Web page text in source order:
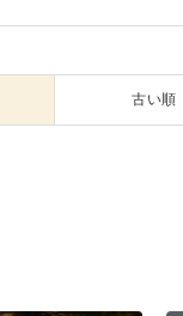
古い順